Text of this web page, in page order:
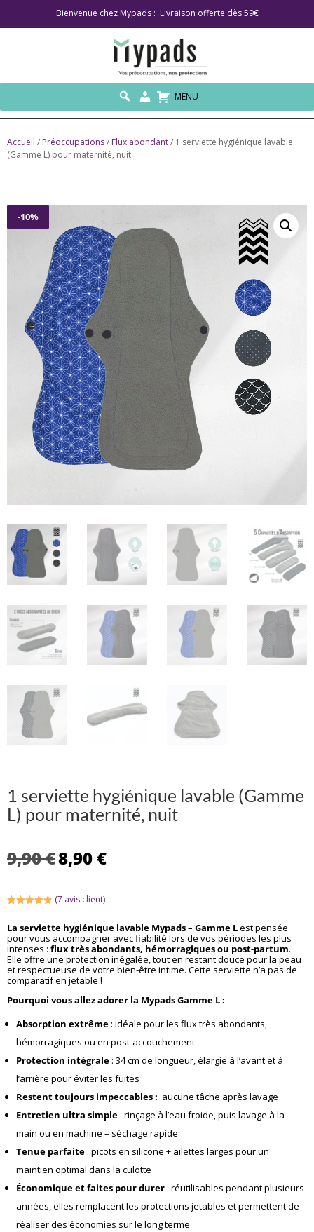
Bienvenue chez Mypads : Livraison offerte dès 59€
MENU
Accueil / Préoccupations/ Flux abondant/ 1 serviette hygiénique lavable
(Gamme L) pour maternité, nuit
-10%
1 serviette hygiénique lavable (Gamme
L) pour maternité, nuit
9,90€ Le
prix
était :
8,90€Le
prix
basé sur
notations
client
(7 avis client)
La serviette hygiénique lavable Mypads – Gamme Lest pensée
pour vous accompagner avec fiabilité lors de vos périodes les plus
intenses : flux très abondants, hémorragiques ou post-partum.
Elle offre une protection inégalée, tout en restant douce pour la peau
et respectueuse de votre bien-être intime. Cette serviette n’a pas de
comparatif en jetable !
Pourquoi vous allez adorer la Mypads Gamme L :
Absorption extrême : idéale pour les flux très abondants,
hémorragiques ou en post-accouchement
Protection intégrale : 34 cm de longueur, élargie à l’avant et à
l’arrière pour éviter les fuites
Restent toujours impeccables : aucune tâche après lavage
Entretien ultra simple : rinçage à l’eau froide, puis lavage à la
main ou en machine – séchage rapide
Tenue parfaite : picots en silicone + ailettes larges pour un
maintien optimal dans la culotte
Économique et faites pour durer : réutilisables pendant plusieurs
années, elles remplacent les protections jetables et permettent de
réaliser des économies sur le long terme